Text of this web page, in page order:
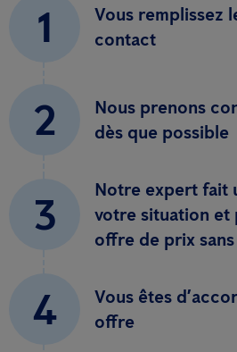
1
Vous remplissez
contact
2
Nous prenons
dès que possible
3
Notre expert fait
votre situation et
offre de prix
4
Vous êtes
offre